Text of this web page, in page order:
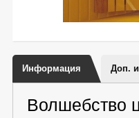
Информация Доп.
Волшебство